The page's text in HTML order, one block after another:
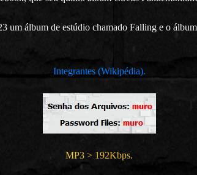
álbum de estúdio chamado Falling e o
Integrantes (Wikipédia).
MP3 > 192Kbps.